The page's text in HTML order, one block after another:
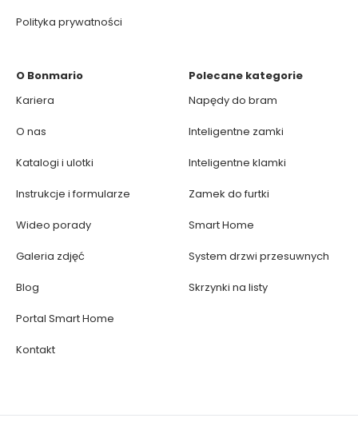
Polityka prywatności
O Bonmario
Kariera
O nas
Katalogi i ulotki
Instrukcje i formularze
Wideo porady
Galeria zdjęć
Blog
Portal Smart Home
Kontakt
Polecane kategorie
Napędy do bram
Inteligentne zamki
Inteligentne klamki
Zamek do furtki
Smart Home
System drzwi przesuwnych
Skrzynki na listy